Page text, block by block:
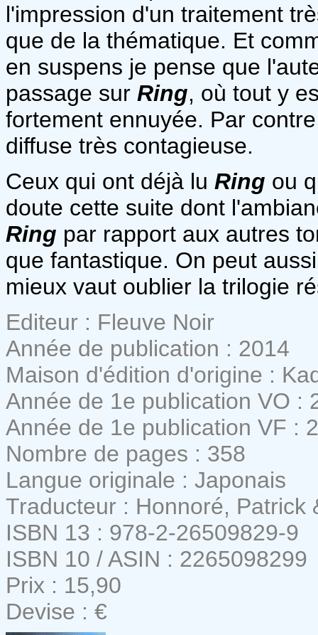
l'impression d'un traitement
que de la thématique. Et
en suspens je pense que
passage sur Ring, où tout y
fortement ennuyée. Par
diffuse très contagieuse.
Ceux qui ont déjà lu Ring ou
doute cette suite dont
Ring par rapport aux autres
que fantastique. On peut
mieux vaut oublier la trilogie
Editeur : Fleuve Noir
Année de publication : 2014
Maison d'édition d'origine :
Année de 1e publication VO :
Année de 1e publication VF :
Nombre de pages : 358
Langue originale : Japonais
Traducteur : Honnoré, Patrick
ISBN 13 : 978-2-26509829-9
ISBN 10 / ASIN : 2265098299
Prix : 15,90
Devise : €